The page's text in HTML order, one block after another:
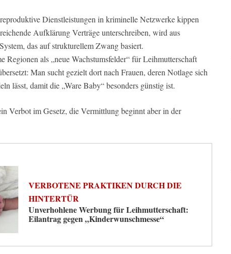
Dienstleistungen in kriminelle Netzwerke kippen
Aufklärung Verträge unterschreiben, wird aus
das auf strukturellem Zwang basiert.
Regionen als „neue Wachstumsfelder“ für Leihmutterschaft
Man sucht gezielt dort nach Frauen, deren Notlage sich
lässt, damit die „Ware Baby“ besonders günstig ist.
Verbot im Gesetz, die Vermittlung beginnt aber in der
VERBOTENE PRAKTIKEN DURCH DIE
HINTERTÜR
Unverhohlene Werbung für Leihmutterschaft:
Eilantrag gegen „Kinderwunschmesse“